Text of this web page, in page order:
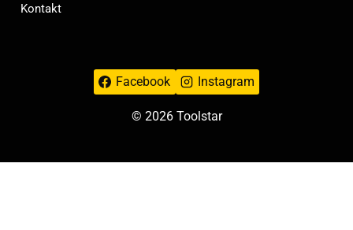
Kontakt
Facebook Instagram
© 2026 Toolstar